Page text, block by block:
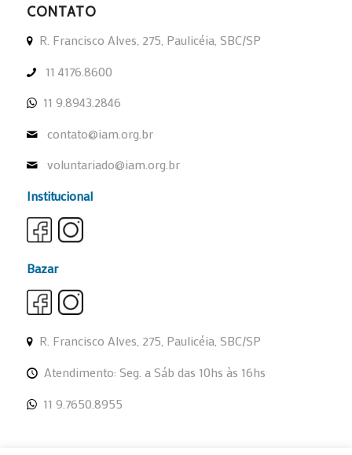
CONTATO
R. Francisco Alves, 275, Paulicéia, SBC/SP
11 4176.8600
11 9.8943.2846
contato@iam.org.br
voluntariado@iam.org.br
Institucional
Bazar
R. Francisco Alves, 275, Paulicéia, SBC/SP
Atendimento: Seg. a Sáb das 10hs às 16hs
11 9.7650.8955